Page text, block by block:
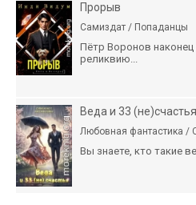
Прорыв
Самиздат / Попаданцы
Пётр Воронов
реликвию...
Веда и 33 (не)счастья
Любовная фантастика /
Вы знаете, кто такие